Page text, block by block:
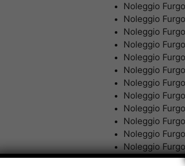
Noleggio
Noleggio
Noleggio
Noleggio
Noleggio
Noleggio
Noleggio
Noleggio
Noleggio
Noleggio
Noleggio
Noleggio
Noleggio